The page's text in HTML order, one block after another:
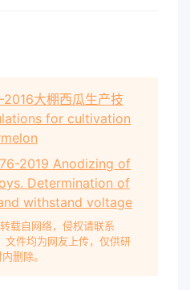
管理总局‘孙从～ = 摈
9635-5:2014 刖 舀
《 标准化工作导则第
和起草规则 》 的规定 起
大棚西瓜生产技
for cultivation
2019 Anodizing of
Determination of
withstand voltage
载自网络，侵权请联系
件均为网友上传，仅供研
删除。